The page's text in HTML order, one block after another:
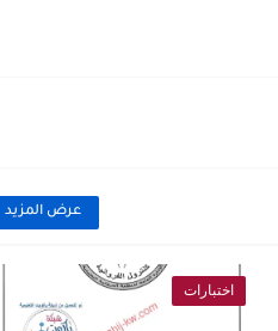
عرض المزيد
اختبارات